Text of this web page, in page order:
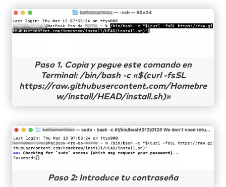
Paso 1. Copia y pegue este comando en
Terminal: /bin/bash -c «$(curl -fsSL
https://raw.githubusercontent.com/Homebre
w/install/HEAD/install.sh)»
Paso 2: Introduce tu contraseña